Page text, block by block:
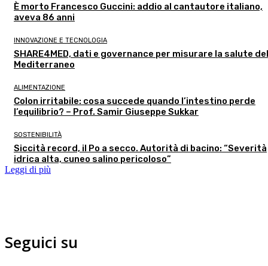
È morto Francesco Guccini: addio al cantautore italiano,
aveva 86 anni
INNOVAZIONE E TECNOLOGIA
SHARE4MED, dati e governance per misurare la salute del
Mediterraneo
ALIMENTAZIONE
Colon irritabile: cosa succede quando l’intestino perde
l’equilibrio? – Prof. Samir Giuseppe Sukkar
SOSTENIBILITÀ
Siccità record, il Po a secco. Autorità di bacino: “Severità
idrica alta, cuneo salino pericoloso”
Leggi di più
Seguici su